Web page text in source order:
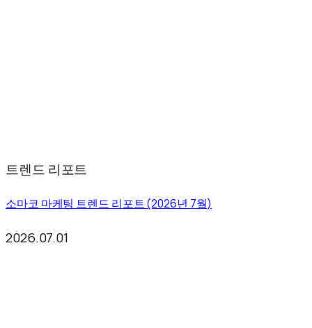
트렌드 리포트
소마코 마케팅 트렌드 리포트 (2026년 7월)
2026.07.01